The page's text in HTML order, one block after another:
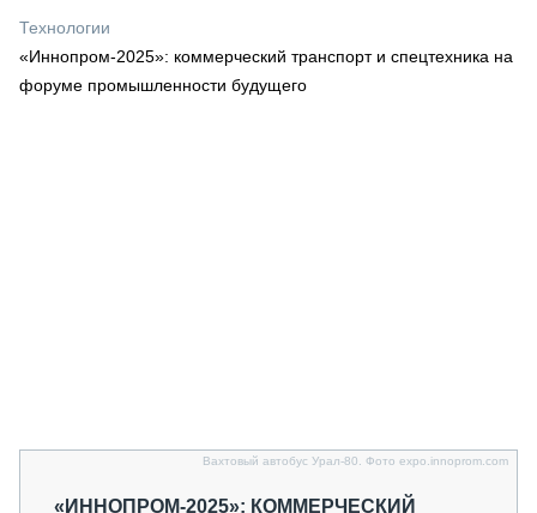
СПЕЦПРОЕКТЫ
МЕРОПРИЯТИЯ
Технологии
«Иннопром-2025»: коммерческий транспорт и спецтехника на
форуме промышленности будущего
Вахтовый автобус Урал-80. Фото expo.innoprom.com
«ИННОПРОМ-2025»: КОММЕРЧЕСКИЙ